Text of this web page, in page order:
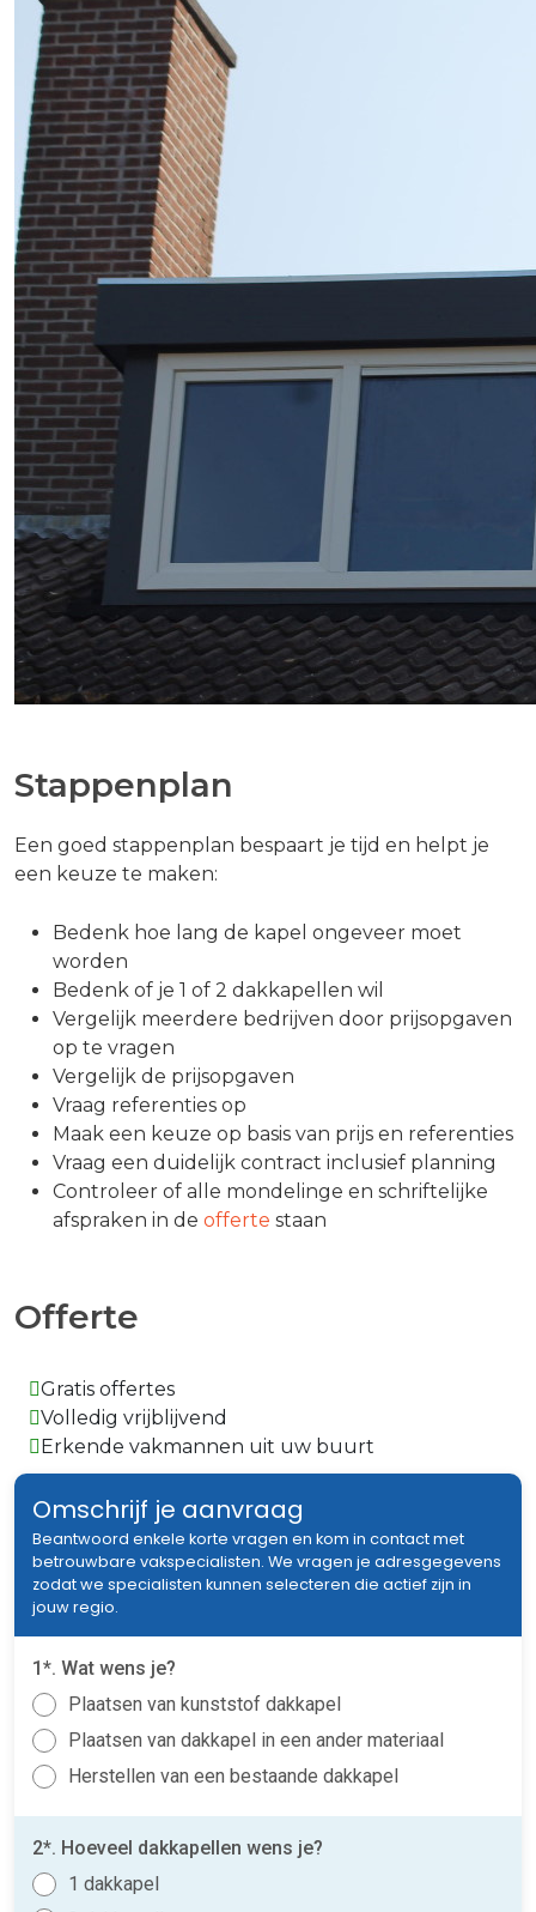
Stappenplan
Een goed stappenplan bespaart je tijd en helpt je
een keuze te maken:
Bedenk hoe lang de kapel ongeveer moet
worden
Bedenk of je 1 of 2 dakkapellen wil
Vergelijk meerdere bedrijven door prijsopgaven
op te vragen
Vergelijk de prijsopgaven
Vraag referenties op
Maak een keuze op basis van prijs en referenties
Vraag een duidelijk contract inclusief planning
Controleer of alle mondelinge en schriftelijke
afspraken in de offerte staan
Offerte
Gratis offertes
Volledig vrijblijvend
Erkende vakmannen uit uw buurt
Omschrijf je aanvraag
Beantwoord enkele korte vragen en kom in contact met
betrouwbare vakspecialisten. We vragen je adresgegevens
zodat we specialisten kunnen selecteren die actief zijn in
jouw regio.
1*. Wat wens je?
Plaatsen van kunststof dakkapel
Plaatsen van dakkapel in een ander materiaal
Herstellen van een bestaande dakkapel
2*. Hoeveel dakkapellen wens je?
1 dakkapel